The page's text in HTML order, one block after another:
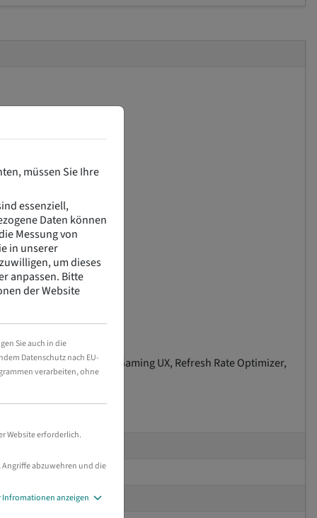
Plus, Super Arena Gaming UX, Refresh Rate Optimizer,
müssen Sie Ihre
essenziell,
Daten können
Messung von
in unserer
um dieses
anpassen. Bitte
der Website
Sie auch in die
Datenschutz nach EU-
verarbeiten, ohne
Website erforderlich.
Angriffe abzuwehren und die
Infromationen anzeigen